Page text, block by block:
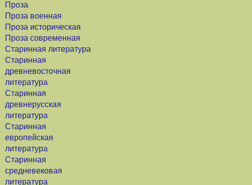
Проза
Проза военная
Проза историческая
Проза современная
Старинная литература
Старинная
древневосточная
литература
Старинная
древнерусская
литература
Старинная
европейская
литература
Старинная
средневековая
литература